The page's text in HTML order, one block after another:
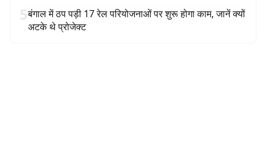
5बंगाल में ठप पड़ी 17 रेल परियोजनाओं पर शुरू होगा काम, जानें क्यों
अटके थे प्रोजेक्ट